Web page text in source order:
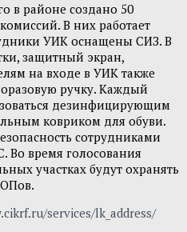
в районе создано 50
В них работает
УИК оснащены СИЗ. В
защитный экран,
на входе в УИК также
ручку. Каждый
дезинфицирующим
ковриком для обуви.
сотрудниками
время голосования
участках будут охранять
services/lk_address/